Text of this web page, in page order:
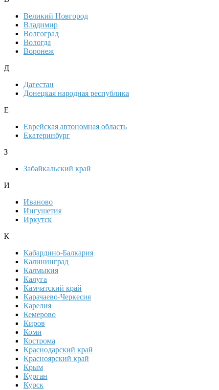
Великий Новгород
Владимир
Волгоград
Вологда
Воронеж
Д
Дагестан
Донецкая народная республика
Е
Еврейская автономная область
Екатеринбург
З
Забайкальский край
И
Иваново
Ингушетия
Иркутск
К
Кабардино-Балкария
Калининград
Калмыкия
Калуга
Камчатский край
Карачаево-Черкесия
Карелия
Кемерово
Киров
Коми
Кострома
Краснодарский край
Красноярский край
Крым
Курган
Курск